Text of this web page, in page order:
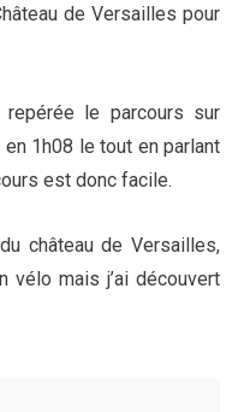
de Versailles pour
le parcours sur
1h08 le tout en parlant
est donc facile.
château de Versailles,
vélo mais j’ai découvert